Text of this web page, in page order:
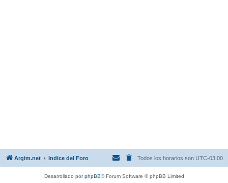
Argim.net Indice del Foro Todos los horarios son UTC-03:00
Desarrollado porphpBB® Forum Software © phpBB Limited